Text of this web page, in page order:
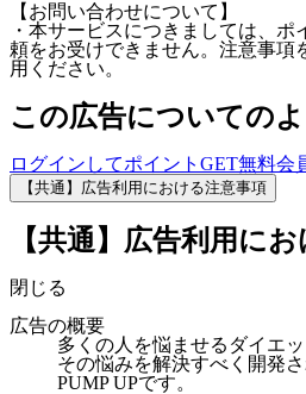
【お問い合わせについて】
・本サービスにつきましては、
頼をお受けできません。注意事項
用ください。
この広告についての
ログインしてポイントGET無料会
【共通】広告利用における注意事項
【共通】広告利用に
閉じる
広告の概要
多くの人を悩ませるダイエッ
その悩みを解決すべく開発
PUMP UPです。